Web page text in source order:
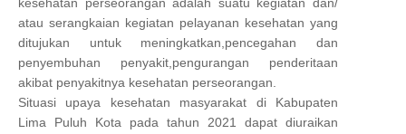
atau serangkaian kegiatan pelayanan kesehatan yang
ditujukan untuk meningkatkan,pencegahan dan
penyembuhan penyakit,pengurangan penderitaan
akibat penyakitnya kesehatan perseorangan.
Situasi upaya kesehatan masyarakat di Kabupaten
Lima Puluh Kota pada tahun 2021 dapat diuraikan